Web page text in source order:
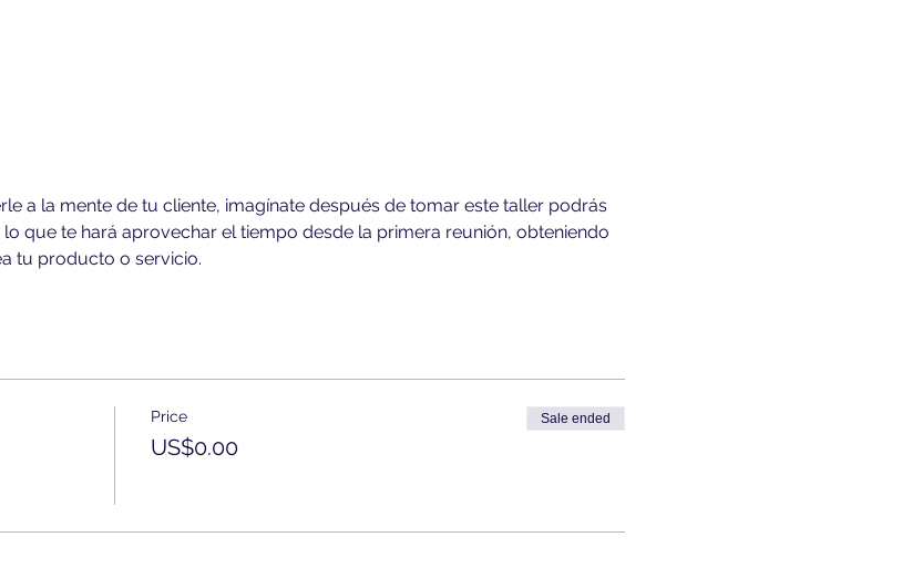
a la mente de tu cliente, imagínate después de tomar este taller podrás
que te hará aprovechar el tiempo desde la primera reunión, obteniendo
tu producto o servicio.
Price
US$0.00
Sale ended